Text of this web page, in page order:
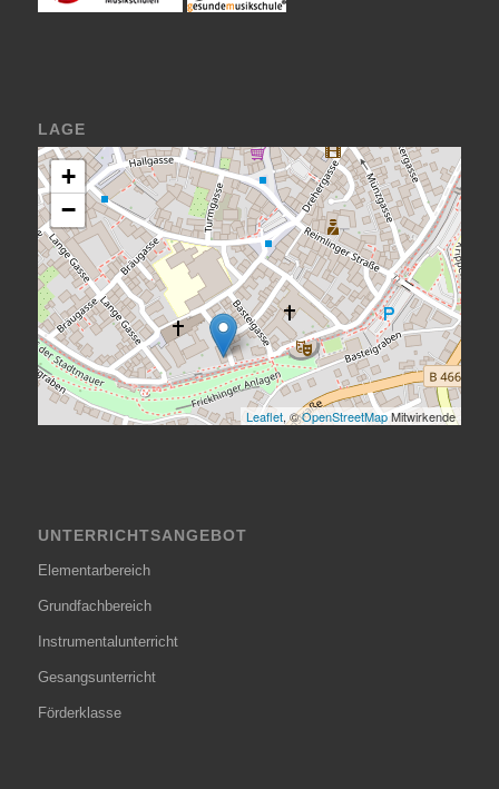
LAGE
+
−
Leaflet, ©OpenStreetMapMitwirkende
UNTERRICHTSANGEBOT
Elementarbereich
Grundfachbereich
Instrumentalunterricht
Gesangsunterricht
Förderklasse